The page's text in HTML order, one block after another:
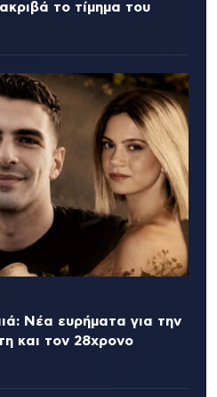
το τίμημα του
Νέα ευρήματα για την
και τον 28χρονο